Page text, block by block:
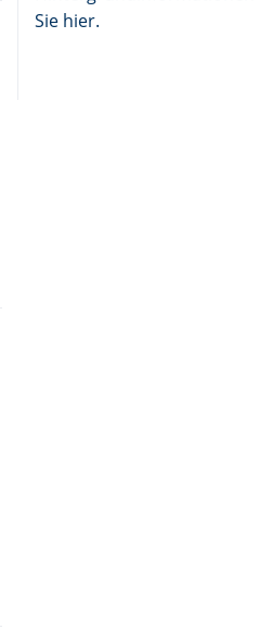
Sie hier.